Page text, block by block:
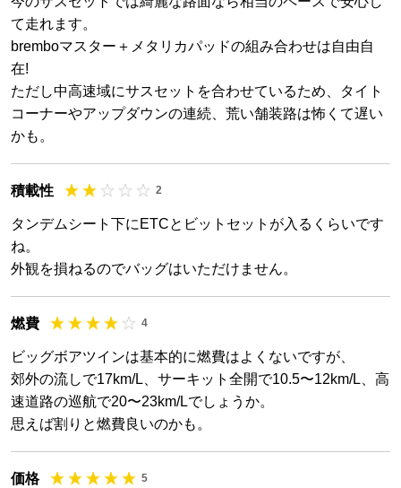
て走れます。
bremboマスター＋メタリカパッドの組み合わせは自由自
在!
ただし中高速域にサスセットを合わせているため、タイト
コーナーやアップダウンの連続、荒い舗装路は怖くて遅い
かも。
積載性 2
タンデムシート下にETCとビットセットが入るくらいです
ね。
外観を損ねるのでバッグはいただけません。
燃費 4
ビッグボアツインは基本的に燃費はよくないですが、
郊外の流しで17km/L、サーキット全開で10.5〜12km/L、高
速道路の巡航で20〜23km/Lでしょうか。
思えば割りと燃費良いのかも。
価格 5